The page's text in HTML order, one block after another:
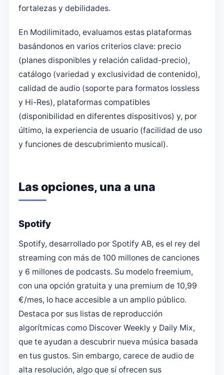
fortalezas y debilidades.
En Modilimitado, evaluamos estas plataformas
basándonos en varios criterios clave: precio
(planes disponibles y relación calidad-precio),
catálogo (variedad y exclusividad de contenido),
calidad de audio (soporte para formatos lossless
y Hi-Res), plataformas compatibles
(disponibilidad en diferentes dispositivos) y, por
último, la experiencia de usuario (facilidad de uso
y funciones de descubrimiento musical).
Las opciones, una a una
Spotify
Spotify, desarrollado por Spotify AB, es el rey del
streaming con más de 100 millones de canciones
y 6 millones de podcasts. Su modelo freemium,
con una opción gratuita y una premium de 10,99
€/mes, lo hace accesible a un amplio público.
Destaca por sus listas de reproducción
algorítmicas como Discover Weekly y Daily Mix,
que te ayudan a descubrir nueva música basada
en tus gustos. Sin embargo, carece de audio de
alta resolución, algo que sí ofrecen sus